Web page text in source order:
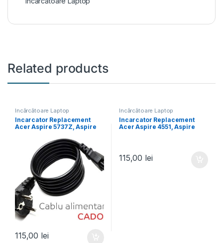
Related products
Încărcătoare Laptop
Incarcator Replacement
Acer Aspire 5737Z, Aspire
5738dzg, Aspire 5738g,
Aspire 5740, Aspire 5740g,
Aspire 5741
115,00 lei
Încărcătoare Laptop
Incarcator Replacement
Acer Aspire 4551, Aspire
4625G, Aspire 4730
115,00 lei